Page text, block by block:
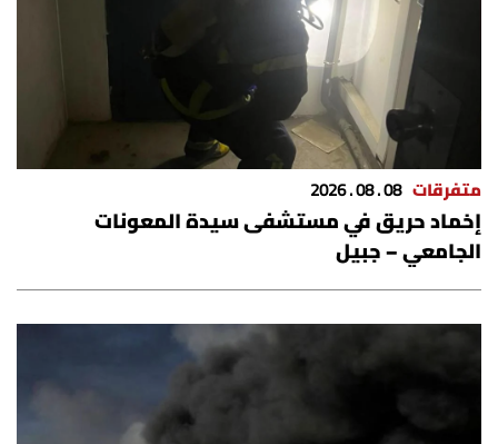
صحّة وصحن
الرياضة
منوّعات
حظّك اليوم
للتاريخ
فيديو
متفرقات 08 . 08 . 2026
إخماد حريق في مستشفى سيدة المعونات
الجامعي – جبيل